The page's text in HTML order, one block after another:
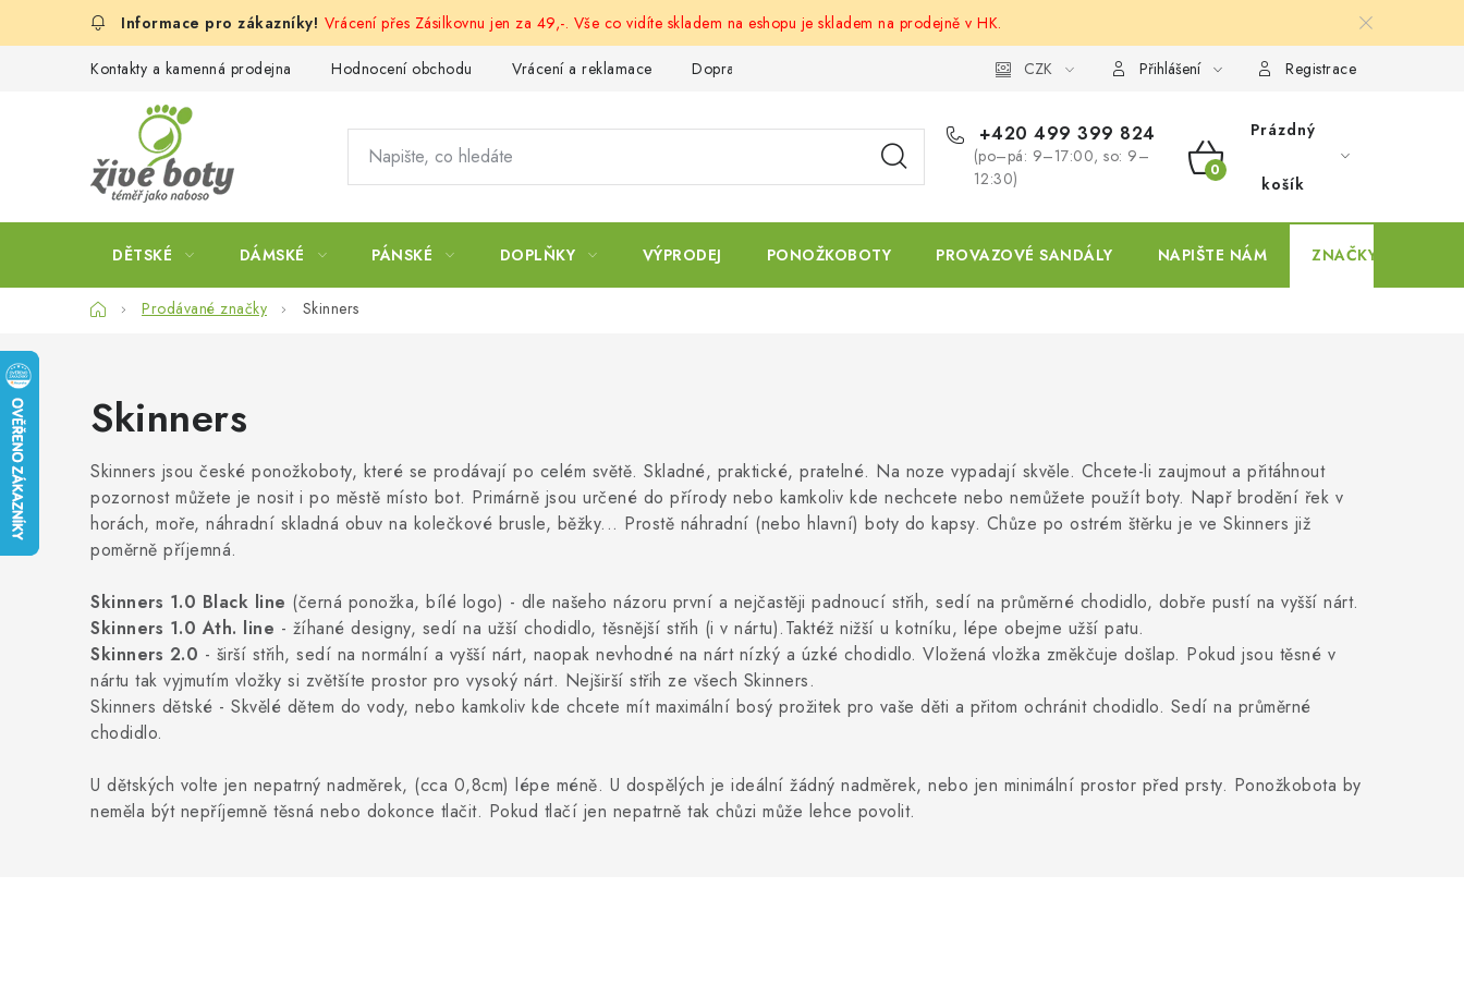
Vrácení přes Zásilkovnu jen za 49,-. Vše co vidíte skladem na eshopu je skladem na prodejně v HK.
Kontakty a kamenná prodejna Hodnocení obchodu Vrácení a reklamace Doprava a platba CZK Přihlášení Registrace
+420 499 399 824
(po–pá: 9–17:00, so: 9–
12:30)
NÁKUPNÍ
KOŠÍK
Prázdný
košík
DĚTSKÉ DÁMSKÉ PÁNSKÉ DOPLŇKY VÝPRODEJ PONOŽKOBOTY PROVAZOVÉ SANDÁLY NAPIŠTE NÁM ZNAČKY
DomůProdávané značky Skinners
Skinners
Skinners jsou české ponožkoboty, které se prodávají po celém světě. Skladné, praktické, pratelné. Na noze vypadají skvěle. Chcete-li zaujmout a přitáhnout
pozornost můžete je nosit i po městě místo bot. Primárně jsou určené do přírody nebo kamkoliv kde nechcete nebo nemůžete použít boty. Např brodění řek v
horách, moře, náhradní skladná obuv na kolečkové brusle, běžky... Prostě náhradní (nebo hlavní) boty do kapsy. Chůze po ostrém štěrku je ve Skinners již
poměrně příjemná.
Skinners 1.0 Black line (černá ponožka, bílé logo) - dle našeho názoru první a nejčastěji padnoucí střih, sedí na průměrné chodidlo, dobře pustí na vyšší nárt.
Skinners 1.0 Ath. line - žíhané designy, sedí na užší chodidlo, těsnější střih (i v nártu).Taktéž nižší u kotníku, lépe obejme užší patu.
Skinners 2.0 - širší střih, sedí na normální a vyšší nárt, naopak nevhodné na nárt nízký a úzké chodidlo. Vložená vložka změkčuje došlap. Pokud jsou těsné v
nártu tak vyjmutím vložky si zvětšíte prostor pro vysoký nárt. Nejširší střih ze všech Skinners.
Skinners dětské - Skvělé dětem do vody, nebo kamkoliv kde chcete mít maximální bosý prožitek pro vaše děti a přitom ochránit chodidlo. Sedí na průměrné
chodidlo.
U dětských volte jen nepatrný nadměrek, (cca 0,8cm) lépe méně. U dospělých je ideální žádný nadměrek, nebo jen minimální prostor před prsty. Ponožkobota by
neměla být nepříjemně těsná nebo dokonce tlačit. Pokud tlačí jen nepatrně tak chůzi může lehce povolit.